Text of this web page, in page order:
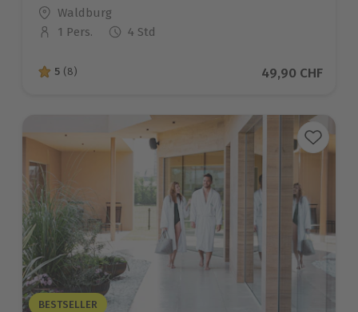
Standort
Waldburg
Anzahl der Teilnehmer
1 Pers. 4 Std
5 von 5 Sternen basierend auf 8 Bewertungen
5 (8) Aktueller Preis
49,90 CHF
BESTSELLER